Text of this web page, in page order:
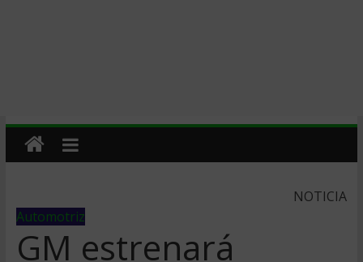
NOTICIA
Automotriz
GM estrenará